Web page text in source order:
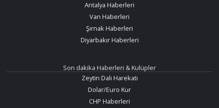
Antalya Haberleri
Van Haberleri
Şırnak Haberleri
Diyarbakır Haberleri
Son dakika Haberleri & Kulüpler
Zeytin Dalı Harekatı
Dolar/Euro Kur
CHP Haberleri